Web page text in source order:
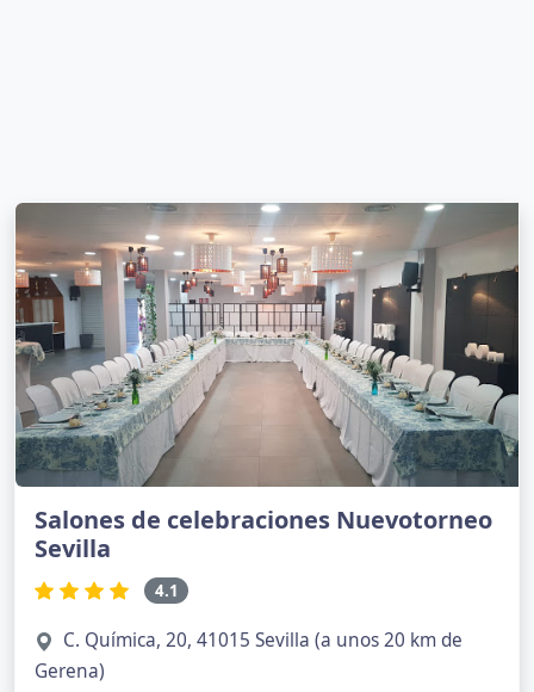
Salones de celebraciones Nuevotorneo
Sevilla
4.1
C. Química, 20, 41015 Sevilla (a unos 20 km de
Gerena)